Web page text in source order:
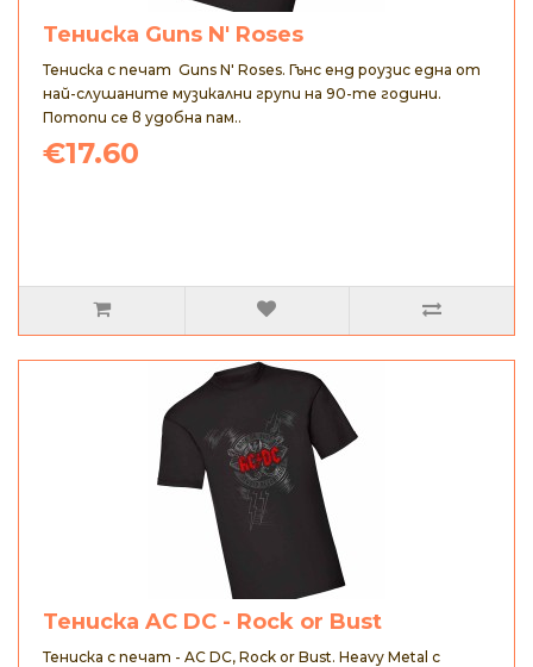
Тениска Guns N' Roses
Тениска с печат Guns N' Roses. Гънс енд роузис една от
най-слушаните музикални групи на 90-те години.
Потопи се в удобна пам..
€17.60
Тениска AC DC - Rock or Bust
Тениска с печат - AC DC, Rock or Bust. Heavy Metal с